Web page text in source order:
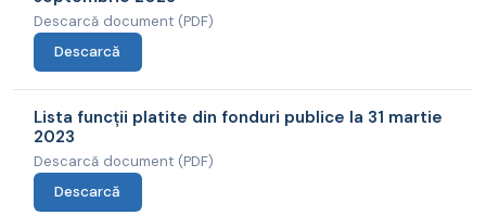
Descarcă document (PDF)
Descarcă
Lista funcții platite din fonduri publice la 31 martie
2023
Descarcă document (PDF)
Descarcă